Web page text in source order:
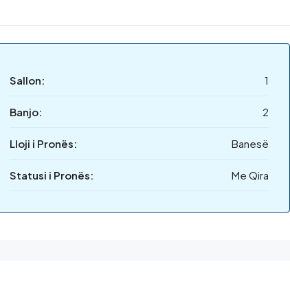
Sallon: 1
Banjo: 2
Lloji i Pronës: Banesë
Statusi i Pronës: Me Qira